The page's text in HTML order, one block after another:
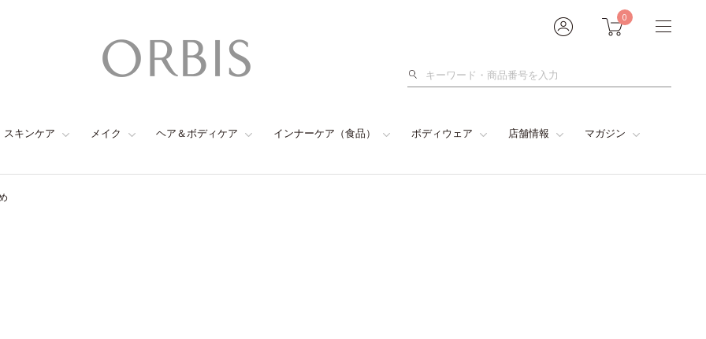
0
検
スキンケア メイク ヘア＆ボディケア インナーケア（食品） ボディウェア 店舗情報 マガジン